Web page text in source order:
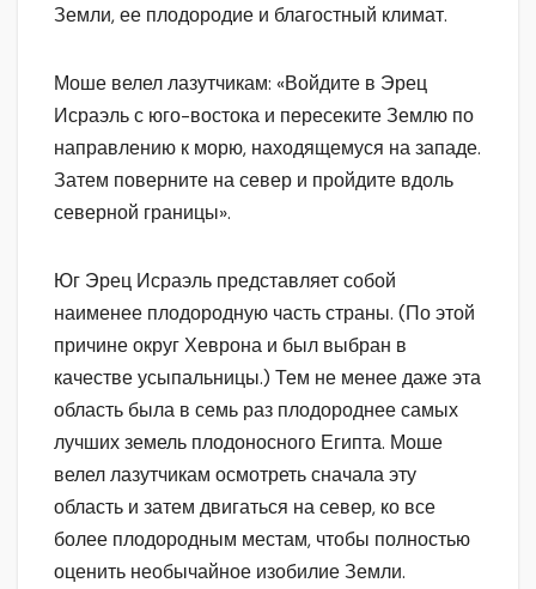
Земли, ее плодородие и благостный климат.
Моше велел лазутчикам: «Войдите в Эрец
Исраэль с юго-востока и пересеките Землю по
направлению к морю, находящемуся на западе.
Затем поверните на север и пройдите вдоль
северной границы».
Юг Эрец Исраэль представляет собой
наименее плодородную часть страны. (По этой
причине округ Хеврона и был выбран в
качестве усыпальницы.) Тем не менее даже эта
область была в семь раз плодороднее самых
лучших земель плодоносного Египта. Моше
велел лазутчикам осмотреть сначала эту
область и затем двигаться на север, ко все
более плодородным местам, чтобы полностью
оценить необычайное изобилие Земли.